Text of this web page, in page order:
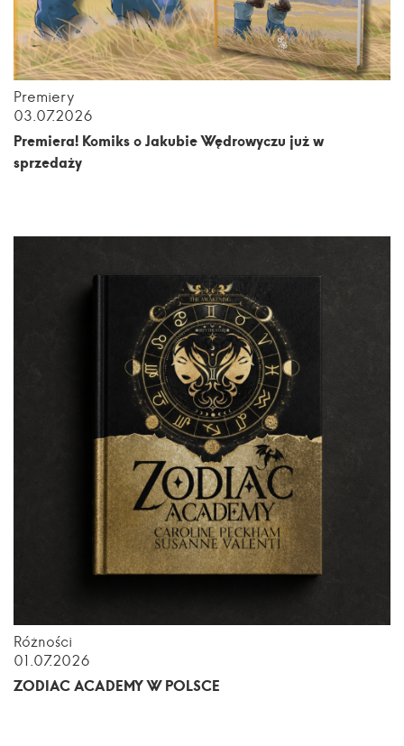
Premiery
03.07.2026
Premiera! Komiks o Jakubie Wędrowyczu już w
sprzedaży
Różności
01.07.2026
ZODIAC ACADEMY W POLSCE